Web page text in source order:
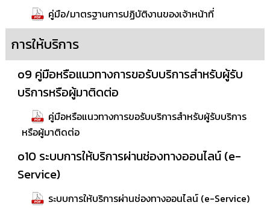
คู่มือ/มาตรฐานการปฏิบัติงานของเจ้าหน้าที่
การให้บริการ
o9 คู่มือหรือแนวทางการขอรับบริการสำหรับผู้รับ
บริการหรือผู้มาติดต่อ
คู่มือหรือแนวทางการขอรับบริการสำหรับผู้รับบริการ
หรือผู้มาติดต่อ
o10 ระบบการให้บริการผ่านช่องทางออนไลน์ (e-
Service)
ระบบการให้บริการผ่านช่องทางออนไลน์ (e-Service)